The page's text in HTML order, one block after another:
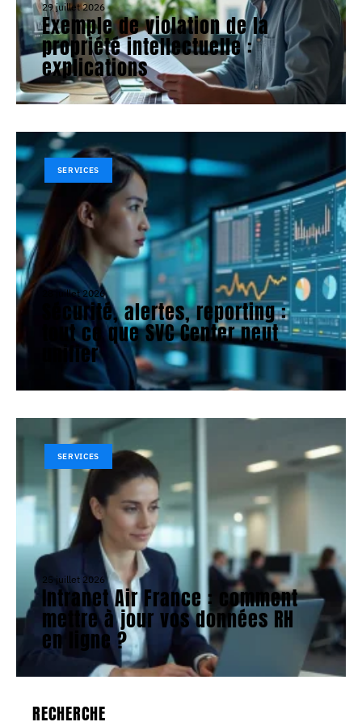
29 juillet 2026
Exemple de violation de la
propriété intellectuelle :
explications
SERVICES
28 juillet 2026
Sécurité, alertes, reporting :
tout ce que SVC Center peut
unifier
SERVICES
25 juillet 2026
Intranet Air France : comment
mettre à jour vos données RH
en ligne ?
RECHERCHE